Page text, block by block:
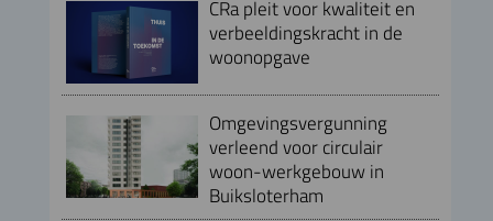
CRa pleit voor kwaliteit en
verbeeldingskracht in de
woonopgave
Omgevingsvergunning
verleend voor circulair
woon-werkgebouw in
Buiksloterham